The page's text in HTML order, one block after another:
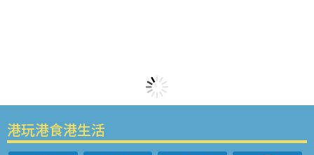
港玩港食港生活